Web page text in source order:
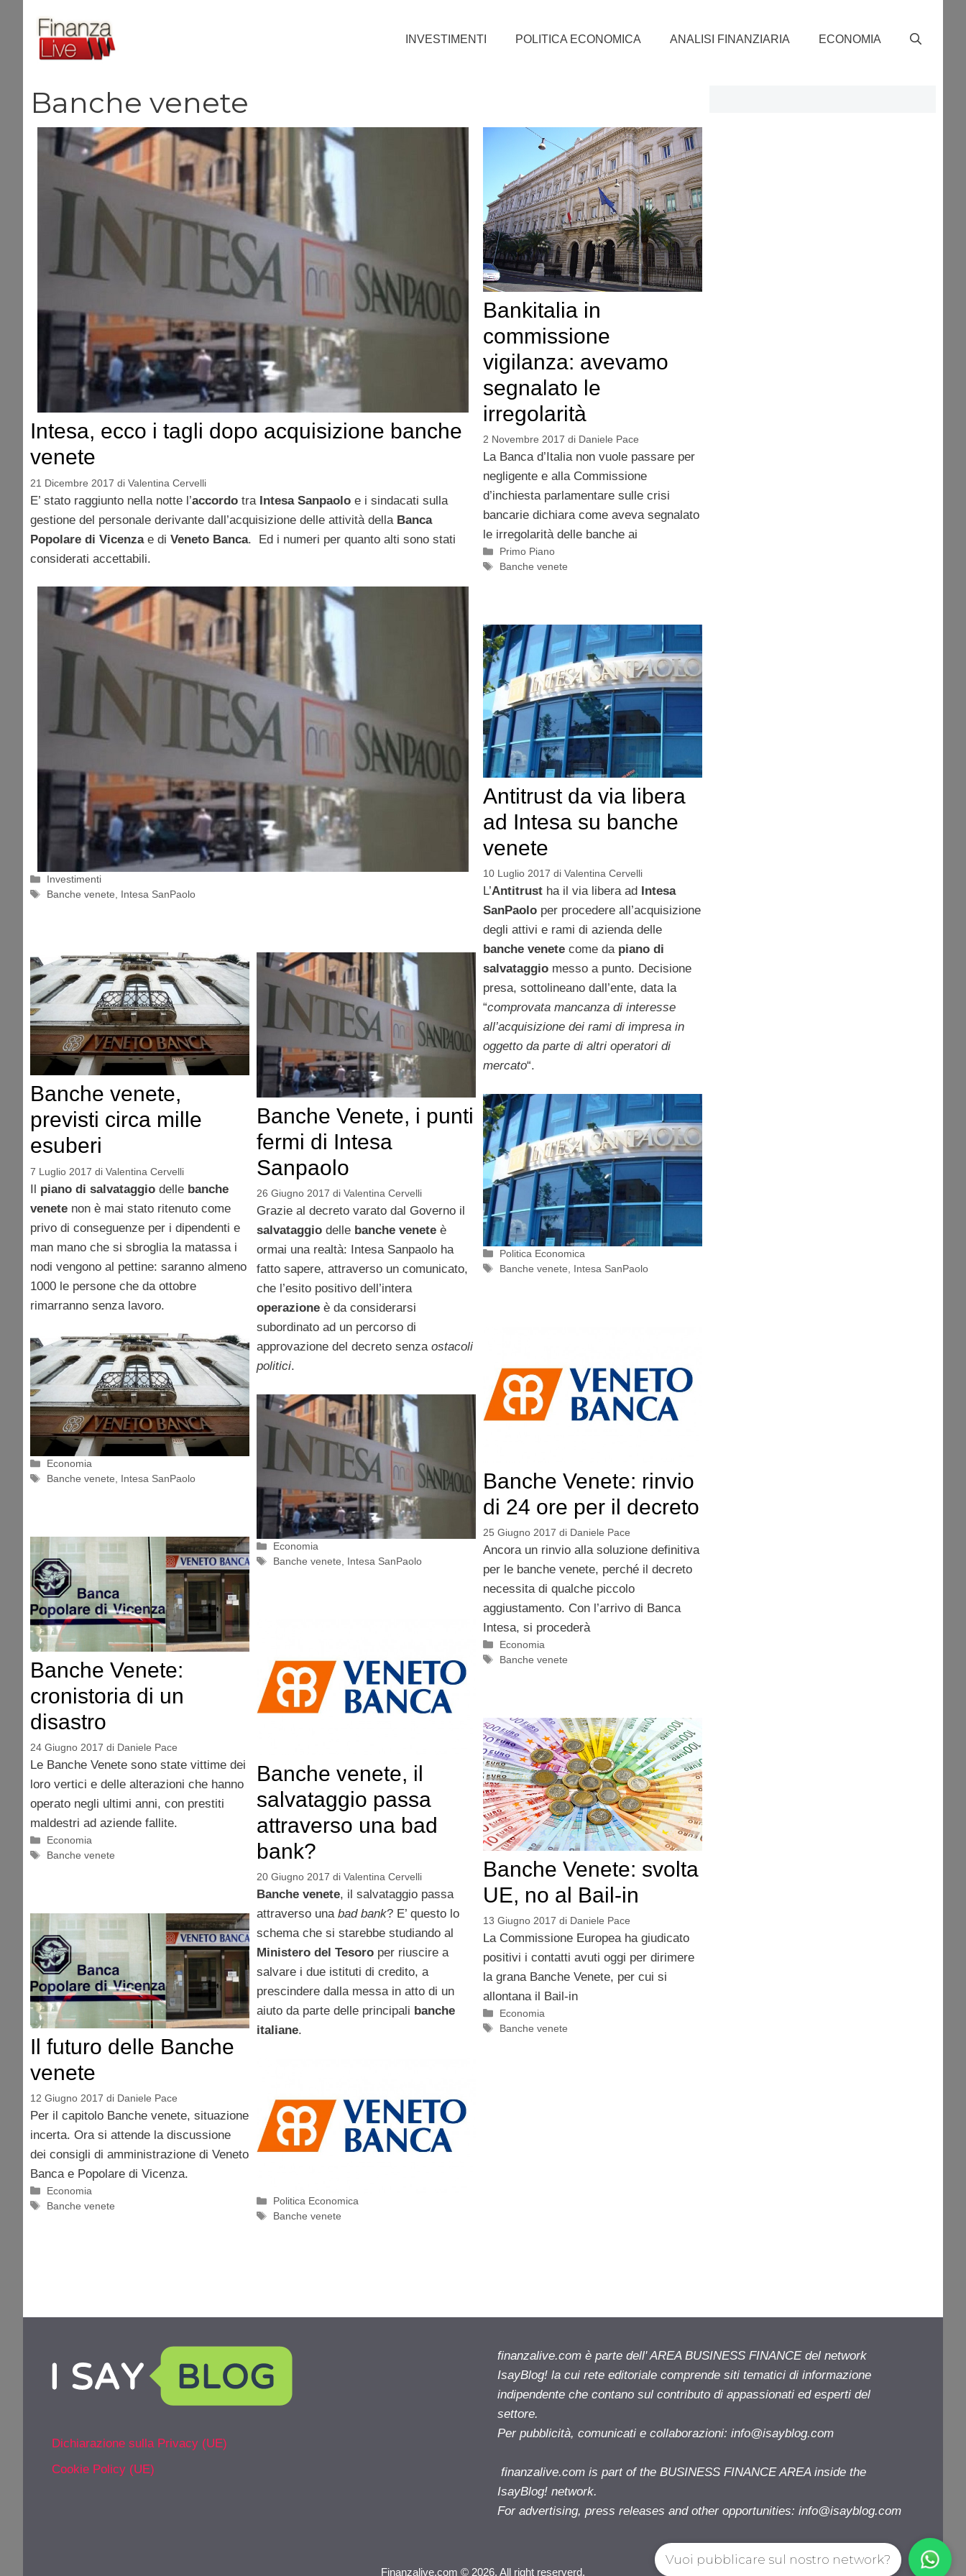
contenuto
INVESTIMENTI POLITICA ECONOMICA ANALISI FINANZIARIA ECONOMIA
Banche venete
Intesa, ecco i tagli dopo acquisizione banche
venete
21 Dicembre 2017 di Valentina Cervelli
E’ stato raggiunto nella notte l’accordo tra Intesa Sanpaolo e i sindacati sulla
gestione del personale derivante dall’acquisizione delle attività della Banca
Popolare di Vicenzae di Veneto Banca. Ed i numeri per quanto alti sono stati
considerati accettabili.
Categorie
Investimenti
Tag
Banche venete Intesa SanPaolo
Bankitalia in
commissione
vigilanza: avevamo
segnalato le
irregolarità
2 Novembre 2017 di Daniele Pace
La Banca d’Italia non vuole passare per
negligente e alla Commissione
d’inchiesta parlamentare sulle crisi
bancarie dichiara come aveva segnalato
le irregolarità delle banche ai
Categorie
Primo Piano
Tag
Banche venete
Antitrust da via libera
ad Intesa su banche
venete
10 Luglio 2017 di Valentina Cervelli
L’Antitrustha il via libera ad Intesa
SanPaoloper procedere all’acquisizione
degli attivi e rami di azienda delle
banche venetecome da piano di
salvataggiomesso a punto. Decisione
presa, sottolineano dall’ente, data la
“comprovata mancanza di interesse
all’acquisizione dei rami di impresa in
oggetto da parte di altri operatori di
mercato“.
Categorie
Politica Economica
Tag
Banche venete Intesa SanPaolo
Banche venete,
previsti circa mille
esuberi
7 Luglio 2017 di Valentina Cervelli
Il piano di salvataggio delle banche
venete non è mai stato ritenuto come
privo di conseguenze per i dipendenti e
man mano che si sbroglia la matassa i
nodi vengono al pettine: saranno almeno
1000 le persone che da ottobre
rimarranno senza lavoro.
Categorie
Economia
Tag
Banche venete, Intesa SanPaolo
Banche Venete, i punti
fermi di Intesa
Sanpaolo
26 Giugno 2017 di Valentina Cervelli
Grazie al decreto varato dal Governo il
salvataggiodelle banche veneteè
ormai una realtà: Intesa Sanpaolo ha
fatto sapere, attraverso un comunicato,
che l’esito positivo dell’intera
operazioneè da considerarsi
subordinato ad un percorso di
approvazione del decreto senzaostacoli
politici.
Categorie
Economia
Tag
Banche venete, Intesa SanPaolo
Banche Venete: rinvio
di 24 ore per il decreto
25 Giugno 2017 di Daniele Pace
Ancora un rinvio alla soluzione definitiva
per le banche venete, perché il decreto
necessita di qualche piccolo
aggiustamento. Con l’arrivo di Banca
Intesa, si procederà
Categorie
Economia
Tag
Banche venete
Banche Venete:
cronistoria di un
disastro
24 Giugno 2017 di Daniele Pace
Le Banche Venete sono state vittime dei
loro vertici e delle alterazioni che hanno
operato negli ultimi anni, con prestiti
maldestri ad aziende fallite.
Categorie
Economia
Tag
Banche venete
Banche venete, il
salvataggio passa
attraverso una bad
bank?
20 Giugno 2017 di Valentina Cervelli
Banche venete, il salvataggio passa
attraverso una bad bank? E’ questo lo
schema che si starebbe studiando al
Ministero del Tesoroper riuscire a
salvare i due istituti di credito, a
prescindere dalla messa in atto di un
aiuto da parte delle principali banche
italiane.
Categorie
Politica Economica
Tag
Banche venete
Banche Venete: svolta
UE, no al Bail-in
13 Giugno 2017 di Daniele Pace
La Commissione Europea ha giudicato
positivi i contatti avuti oggi per dirimere
la grana Banche Venete, per cui si
allontana il Bail-in
Categorie
Economia
Tag
Banche venete
Il futuro delle Banche
venete
12 Giugno 2017 di Daniele Pace
Per il capitolo Banche venete, situazione
incerta. Ora si attende la discussione
dei consigli di amministrazione di Veneto
Banca e Popolare di Vicenza.
Categorie
Economia
Tag
Banche venete
Dichiarazione sulla Privacy (UE)
Cookie Policy (UE)
finanzalive.com è parte dell' AREA BUSINESS FINANCE del network
IsayBlog! la cui rete editoriale comprende siti tematici di informazione
indipendente che contano sul contributo di appassionati ed esperti del
settore.
Per pubblicità, comunicati e collaborazioni: info@isayblog.com
finanzalive.com is part of the BUSINESS FINANCE AREA inside the
IsayBlog! network.
For advertising, press releases and other opportunities: info@isayblog.com
Finanzalive.com © 2026. All right reserverd.
Vuoi pubblicare sul nostro network?